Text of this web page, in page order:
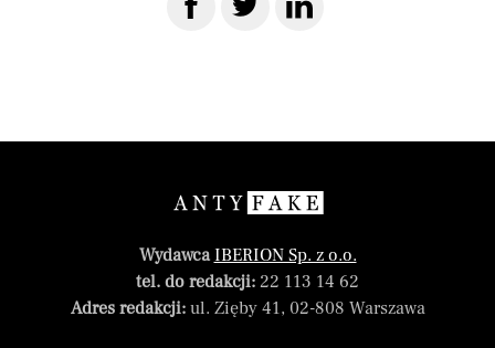
WydawcaIBERION Sp. z o.o.
tel. do redakcji: 22 113 14 62
Adres redakcji:ul. Zięby 41, 02-808 Warszawa